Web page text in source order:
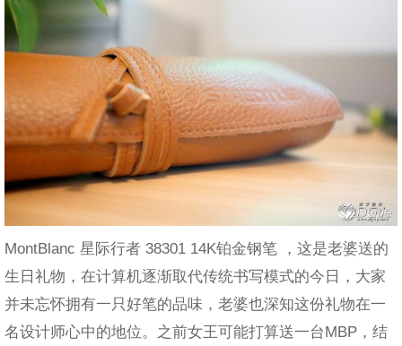
MontBlanc 星际行者 38301 14K铂金钢笔 ，这是老婆送的
生日礼物，在计算机逐渐取代传统书写模式的今日，大家
并未忘怀拥有一只好笔的品味，老婆也深知这份礼物在一
名设计师心中的地位。之前女王可能打算送一台MBP，结